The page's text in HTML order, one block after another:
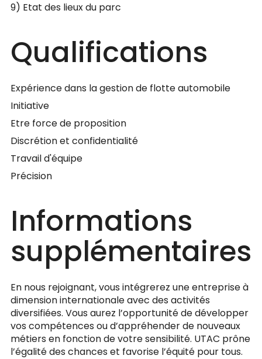
9) Etat des lieux du parc
Qualifications
Expérience dans la gestion de flotte automobile
Initiative
Etre force de proposition
Discrétion et confidentialité
Travail d'équipe
Précision
Informations
supplémentaires
En nous rejoignant, vous intégrerez une entreprise à
dimension internationale avec des activités
diversifiées. Vous aurez l’opportunité de développer
vos compétences ou d’appréhender de nouveaux
métiers en fonction de votre sensibilité. UTAC prône
l’égalité des chances et favorise l’équité pour tous.